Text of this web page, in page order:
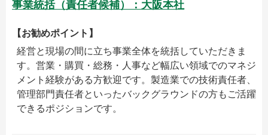
事業統括（責任者候補）：大阪本社
【お勧めポイント】
経営と現場の間に立ち事業全体を統括していただきま
す。営業・購買・総務・人事など幅広い領域でのマネジ
メント経験がある方歓迎です。製造業での技術責任者、
管理部門責任者といったバックグラウンドの方もご活躍
できるポジションです。